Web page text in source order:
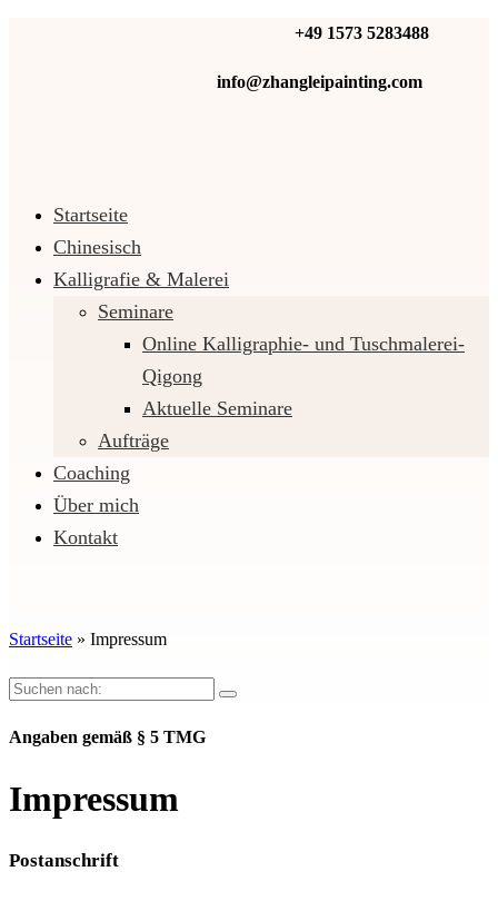
+49 1573 5283488‬
info@zhangleipainting.com
Startseite
Chinesisch
Kal­li­gra­fie & Malerei
Seminare
Online Kalligraphie- und Tuschmalerei-
Qigong
Aktuelle Seminare
Aufträge
Coaching
Über mich
Kontakt
Startseite » Impressum
Angaben gemäß § 5 TMG
Impressum
Postanschrift